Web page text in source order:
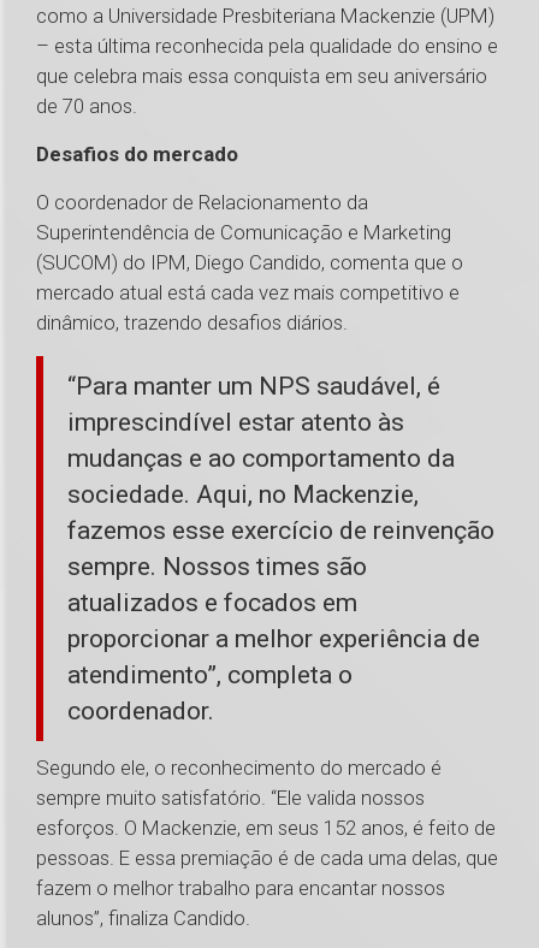
como a Universidade Presbiteriana Mackenzie (UPM)
– esta última reconhecida pela qualidade do ensino e
que celebra mais essa conquista em seu aniversário
de 70 anos.
Desafios do mercado
O coordenador de Relacionamento da
Superintendência de Comunicação e Marketing
(SUCOM) do IPM, Diego Candido, comenta que o
mercado atual está cada vez mais competitivo e
dinâmico, trazendo desafios diários.
“Para manter um NPS saudável, é
imprescindível estar atento às
mudanças e ao comportamento da
sociedade. Aqui, no Mackenzie,
fazemos esse exercício de reinvenção
sempre. Nossos times são
atualizados e focados em
proporcionar a melhor experiência de
atendimento”, completa o
coordenador.
Segundo ele, o reconhecimento do mercado é
sempre muito satisfatório. “Ele valida nossos
esforços. O Mackenzie, em seus 152 anos, é feito de
pessoas. E essa premiação é de cada uma delas, que
fazem o melhor trabalho para encantar nossos
alunos”, finaliza Candido.